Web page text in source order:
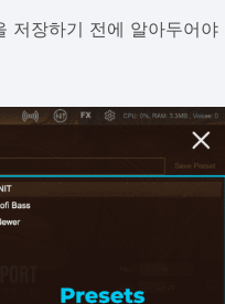
저장하기 전에 알아두어야